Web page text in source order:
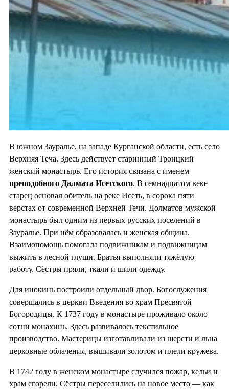
В южном Зауралье, на западе Курганской области, есть село
Верхняя Теча. Здесь действует старинный Троицкий
женский монастырь. Его история связана с именем
преподобного Далмата Исетского. В семнадцатом веке
старец основал обитель на реке Исеть, в сорока пяти
верстах от современной Верхней Течи. Долматов мужской
монастырь был одним из первых русских поселений в
Зауралье. При нём образовалась и женская община.
Взаимопомощь помогала подвижникам и подвижницам
выжить в лесной глуши. Братья выполняли тяжёлую
работу. Сёстры пряли, ткали и шили одежду.
Для инокинь построили отдельный двор. Богослужения
совершались в церкви Введения во храм Пресвятой
Богородицы. К 1737 году в монастыре проживало около
сотни монахинь. Здесь развивалось текстильное
производство. Мастерицы изготавливали из шерсти и льна
церковные облачения, вышивали золотом и плели кружева.
В 1742 году в женском монастыре случился пожар, кельи и
храм сгорели. Сёстры переселились на новое место — как